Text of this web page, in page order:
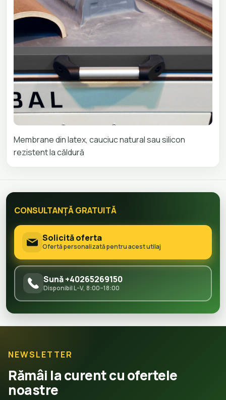
Membrane din latex, cauciuc natural sau silicon
rezistent la căldură
CONSULTANȚĂ GRATUITĂ
Solicită oferta
Ofertă personalizată pentru acest utilaj
Sună +40265269150
Disponibil L–V, 8:00–18:00
NEWSLETTER
Rămâi la curent cu ofertele
noastre